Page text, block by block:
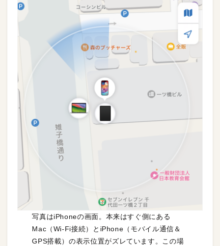
写真はiPhoneの画面。本来はすぐ側にある
Mac（Wi-Fi接続）とiPhone（モバイル通信＆
GPS搭載）の表示位置がズレています。この場